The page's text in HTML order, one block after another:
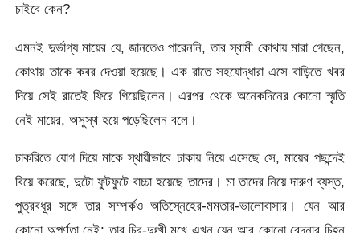
চাইবে কেন?
এমনই দুর্ভাগ্য মায়ের যে, জানতেও পারেননি, তার স্বামী কোথায় মারা গেছেন,
কোথায় তাকে কবর দেওয়া হয়েছে। এক রাতে সহযোদ্ধারা এসে বাড়িতে খবর
দিয়ে সেই রাতেই ফিরে গিয়েছিলেন। এরপর থেকে অনেকদিনের কোনো স্মৃতি
নেই মায়ের, অসুস্থ হয়ে পড়েছিলেন বলে।
চাকরিতে যোগ দিয়ে মাকে স্থায়ীভাবে ঢাকায় নিয়ে এসেছে সে, মায়ের পছন্দেই
বিয়ে করেছে, দুটো ফুটফুটে বাচ্চা হয়েছে তাদের। মা তাদের নিয়ে দারুণ ব্যস্ত,
পুত্রবধূর সঙ্গে তার সম্পর্কও অতিস্নেহের-মমতার-ভালোবাসার। যেন আর